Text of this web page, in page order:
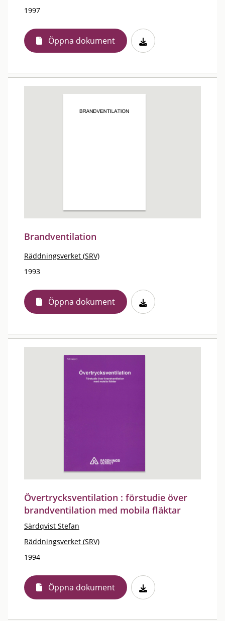
1997
Öppna dokument
Brandventilation
Räddningsverket (SRV)
1993
Öppna dokument
Övertrycksventilation : förstudie över
brandventilation med mobila fläktar
Särdqvist Stefan
Räddningsverket (SRV)
1994
Öppna dokument